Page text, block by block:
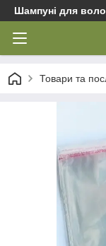
Шампуні для
Товари та